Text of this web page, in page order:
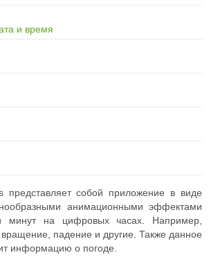
и время
представляет собой приложение в виде
анимационными эффектами
минут на цифровых часах. Например,
падение и другие. Также данное
информацию о погоде.